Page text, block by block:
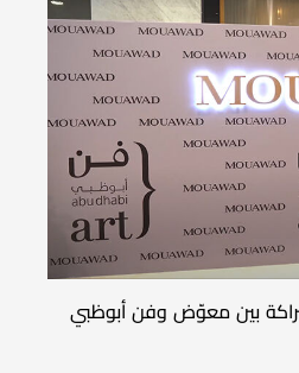
بين معوّض وفن أبوظبي